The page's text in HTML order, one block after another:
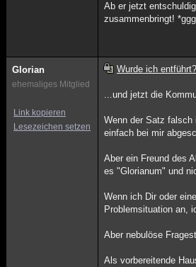
Ab er jetzt
zusammenbringt!
Glorian
ehemaliges Mitglied
Link kopieren
Lesezeichen setzen
Wurde ich entführt?
...und jetzt die
Wenn der Satz
einfach bei mir
Aber ein Freund des
es "Glorianum" und
Wenn ich Dir oder
Problemsituation an,
Aber nebulöse
Als vorbereitende